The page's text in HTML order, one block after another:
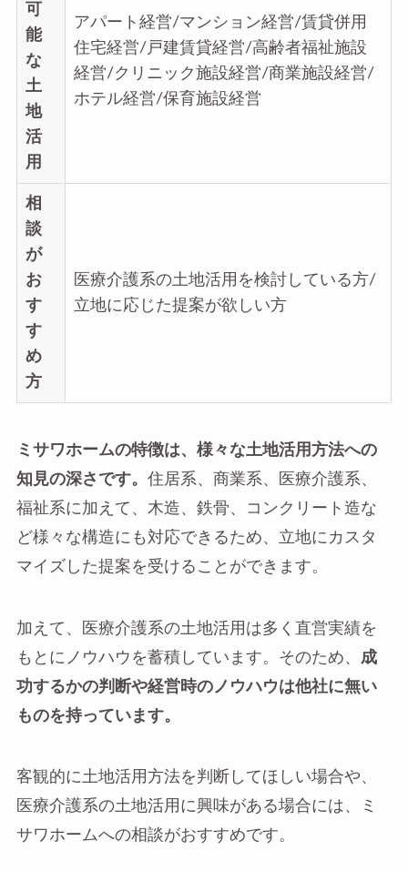
可
能
な
土
地
活
用
アパート経営/マンション経営/賃貸併用
住宅経営/戸建賃貸経営/高齢者福祉施設
経営/クリニック施設経営/商業施設経営/
ホテル経営/保育施設経営
相
談
が
お
す
す
め
方
医療介護系の土地活用を検討している方/
立地に応じた提案が欲しい方
ミサワホームの特徴は、様々な土地活用方法への
知見の深さです。 住居系、商業系、医療介護系、
福祉系に加えて、木造、鉄骨、コンクリート造な
ど様々な構造にも対応できるため、立地にカスタ
マイズした提案を受けることができます。
加えて、医療介護系の土地活用は多く直営実績を
もとにノウハウを蓄積しています。そのため、 成
功するかの判断や経営時のノウハウは他社に無い
ものを持っています。
客観的に土地活用方法を判断してほしい場合や、
医療介護系の土地活用に興味がある場合には、ミ
サワホームへの相談がおすすめです。